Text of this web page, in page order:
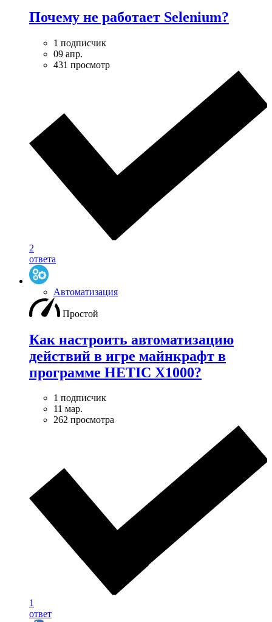
Почему не работает Selenium?
1 подписчик
09 апр.
431 просмотр
2
ответа
Автоматизация
Простой
Как настроить автоматизацию
действий в игре майнкрафт в
программе HETIC X1000?
1 подписчик
11 мар.
262 просмотра
1
ответ